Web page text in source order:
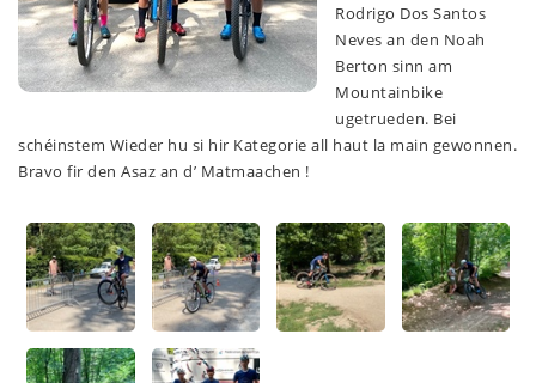
Rodrigo Dos Santos
Neves an den Noah
Berton sinn am
Mountainbike
ugetrueden. Bei
schéinstem Wieder hu si hir Kategorie all haut la main gewonnen.
Bravo fir den Asaz an d’ Matmaachen !